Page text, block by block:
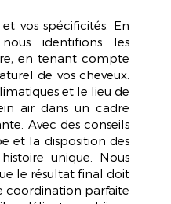
vos spécificités. En
identifions les
en tenant compte
de vos cheveux.
et le lieu de
air dans un cadre
Avec des conseils
et la disposition des
unique. Nous
le résultat final doit
coordination parfaite